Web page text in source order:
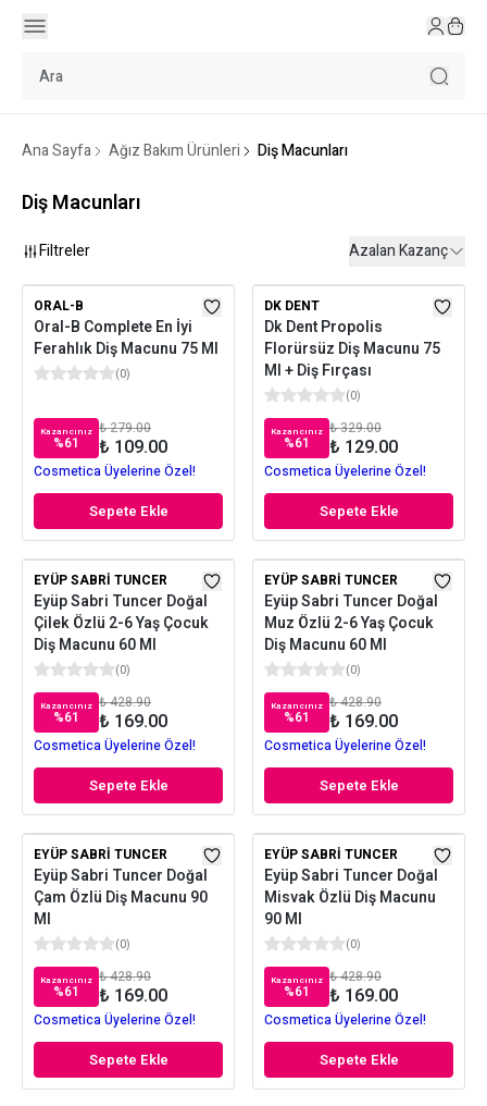
Ana Sayfa Ağız Bakım Ürünleri Diş Macunları
Diş Macunları
Filtreler Azalan Kazanç
ORAL-B
Oral-B Complete En İyi
Ferahlık Diş Macunu 75 Ml
(0)
Kazancınız
%61
₺ 279.00
₺ 109.00
Cosmetica Üyelerine Özel!
Sepete Ekle
DK DENT
Dk Dent Propolis
Florürsüz Diş Macunu 75
Ml + Diş Fırçası
(0)
Kazancınız
%61
₺ 329.00
₺ 129.00
Cosmetica Üyelerine Özel!
Sepete Ekle
EYÜP SABRI TUNCER
Eyüp Sabri Tuncer Doğal
Çilek Özlü 2-6 Yaş Çocuk
Diş Macunu 60 Ml
(0)
Kazancınız
%61
₺ 428.90
₺ 169.00
Cosmetica Üyelerine Özel!
Sepete Ekle
EYÜP SABRI TUNCER
Eyüp Sabri Tuncer Doğal
Muz Özlü 2-6 Yaş Çocuk
Diş Macunu 60 Ml
(0)
Kazancınız
%61
₺ 428.90
₺ 169.00
Cosmetica Üyelerine Özel!
Sepete Ekle
EYÜP SABRI TUNCER
Eyüp Sabri Tuncer Doğal
Çam Özlü Diş Macunu 90
Ml
(0)
Kazancınız
%61
₺ 428.90
₺ 169.00
Cosmetica Üyelerine Özel!
Sepete Ekle
EYÜP SABRI TUNCER
Eyüp Sabri Tuncer Doğal
Misvak Özlü Diş Macunu
90 Ml
(0)
Kazancınız
%61
₺ 428.90
₺ 169.00
Cosmetica Üyelerine Özel!
Sepete Ekle